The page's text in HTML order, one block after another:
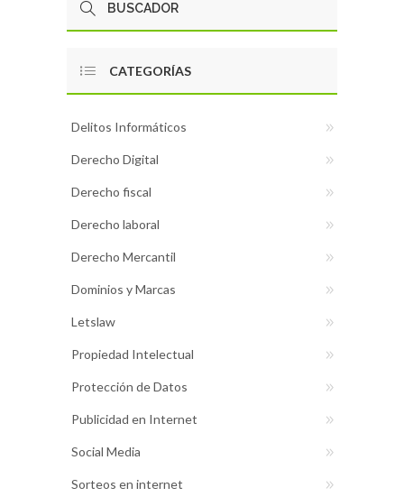
CATEGORÍAS
Delitos Informáticos
Derecho Digital
Derecho fiscal
Derecho laboral
Derecho Mercantil
Dominios y Marcas
Letslaw
Propiedad Intelectual
Protección de Datos
Publicidad en Internet
Social Media
Sorteos en internet